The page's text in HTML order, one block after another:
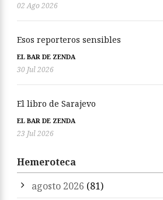
02 Ago 2026
Esos reporteros sensibles
EL BAR DE ZENDA
30 Jul 2026
El libro de Sarajevo
EL BAR DE ZENDA
23 Jul 2026
Hemeroteca
agosto 2026 (81)